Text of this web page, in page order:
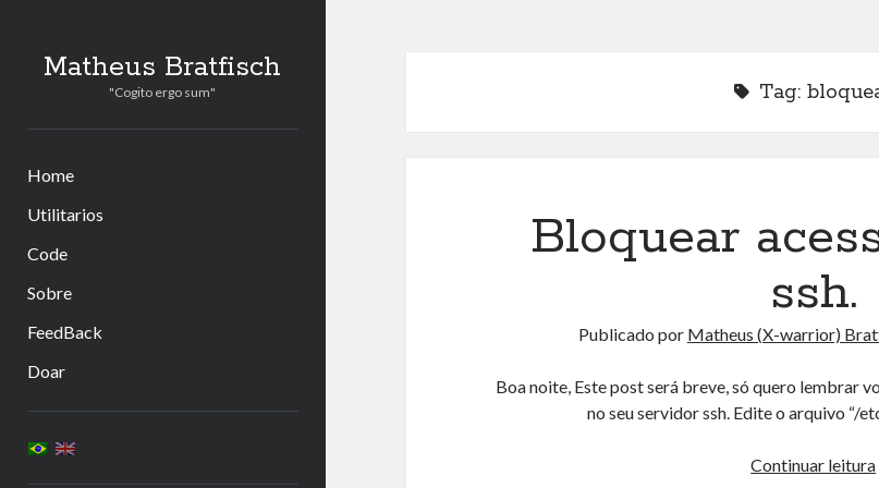
Matheus Bratfisch
"Cogito ergo sum"
Home
Utilitarios
Code
Sobre
FeedBack
Doar
Lateral
Tag:
Bloquear
ssh.
Publicado por Matheus (X-warrior)
Boa noite, Este post será breve, só quero lembrar
no seu servidor ssh. Edite o arquivo “/
Continuar leitura